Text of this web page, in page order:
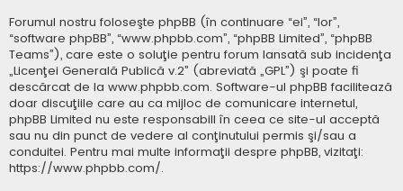
Forumul nostru foloseşte phpBB (în continuare “ei”, “lor”,
“software phpBB”, “www.phpbb.com”, “phpBB Limited”, “phpBB
Teams”), care este o soluţie pentru forum lansată sub incidenţa
„Licenţei Generală Publică v.2” (abreviată „GPL”) şi poate fi
descărcat de la www.phpbb.com. Software-ul phpBB facilitează
doar discuţiile care au ca mijloc de comunicare internetul,
phpBB Limited nu este responsabill în ceea ce site-ul acceptă
sau nu din punct de vedere al conţinutului permis şi/sau a
conduitei. Pentru mai multe informaţii despre phpBB, vizitaţi:
https://www.phpbb.com/.